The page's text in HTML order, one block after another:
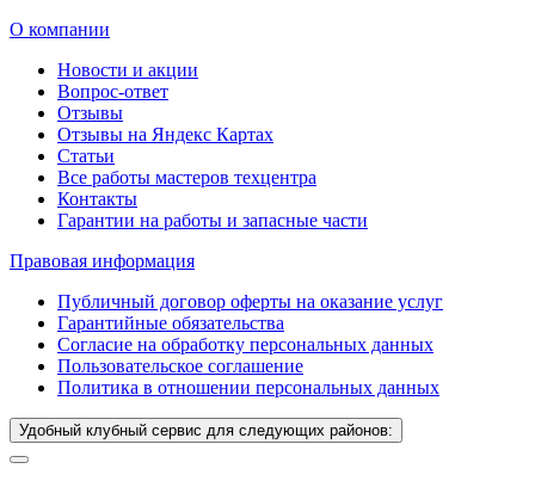
О компании
Новости и акции
Вопрос-ответ
Отзывы
Отзывы на Яндекс Картах
Статьи
Все работы мастеров техцентра
Контакты
Гарантии на работы и запасные части
Правовая информация
Публичный договор оферты на оказание услуг
Гарантийные обязательства
Согласие на обработку персональных данных
Пользовательское соглашение
Политика в отношении персональных данных
Удобный клубный сервис для следующих районов: